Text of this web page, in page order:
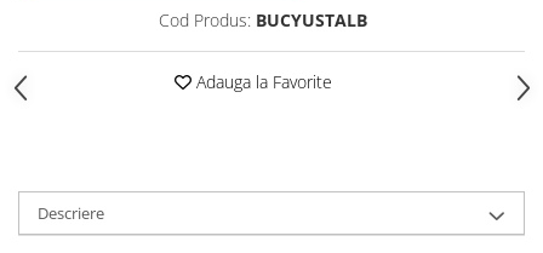
Cod Produs: BUCYUSTALB
Adauga la Favorite
Descriere